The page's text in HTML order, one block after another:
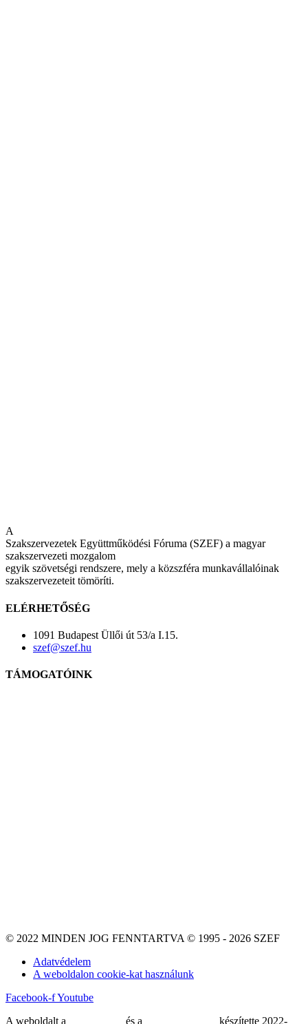
A
Szakszervezetek Együttműködési Fóruma (SZEF) a magyar
szakszervezeti mozgalom
egyik szövetségi rendszere, mely a közszféra munkavállalóinak
szakszervezeteit tömöríti.
ELÉRHETŐSÉG
1091 Budapest Üllői út 53/a I.15.
szef@szef.hu
TÁMOGATÓINK
© 2022 MINDEN JOG FENNTARTVA © 1995 - 2026 SZEF
Adatvédelem
A weboldalon cookie-kat használunk
Facebook-fYoutube
A weboldalt a
és a készítette 2022-